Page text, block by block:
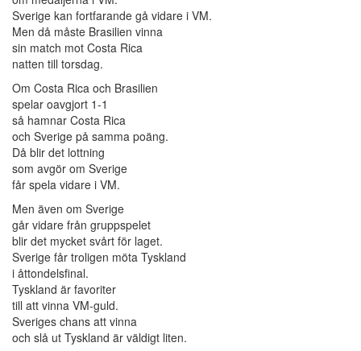
Sverige kan fortfarande gå vidare i VM.
Men då måste Brasilien vinna
sin match mot Costa Rica
natten till torsdag.
Om Costa Rica och Brasilien
spelar oavgjort 1-1
så hamnar Costa Rica
och Sverige på samma poäng.
Då blir det lottning
som avgör om Sverige
får spela vidare i VM.
Men även om Sverige
går vidare från gruppspelet
blir det mycket svårt för laget.
Sverige får troligen möta Tyskland
i åttondelsfinal.
Tyskland är favoriter
till att vinna VM-guld.
Sveriges chans att vinna
och slå ut Tyskland är väldigt liten.